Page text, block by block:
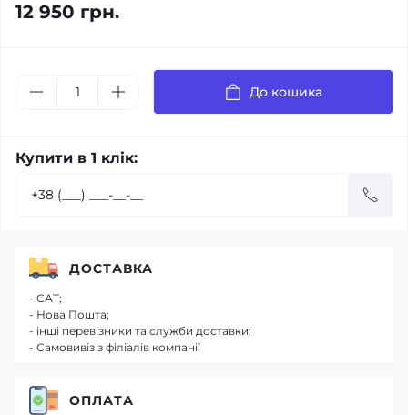
12 950 грн.
До кошика
Купити в 1 клік:
ДОСТАВКА
- САТ;
- Нова Пошта;
- інші перевізники та служби доставки;
- Самовивіз з філіалів компанії
ОПЛАТА